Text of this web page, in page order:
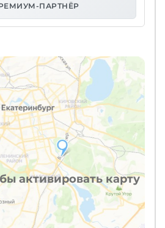
активировать карту
ПАРТНЁР